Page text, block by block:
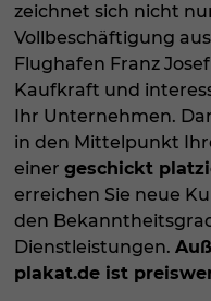
zeichnet sich nicht
Vollbeschäftigung
Flughafen Franz
Kaufkraft und
Ihr Unternehmen.
in den Mittelpunkt
einer geschickt
erreichen Sie neue
den
Dienstleistungen.
plakat.de ist